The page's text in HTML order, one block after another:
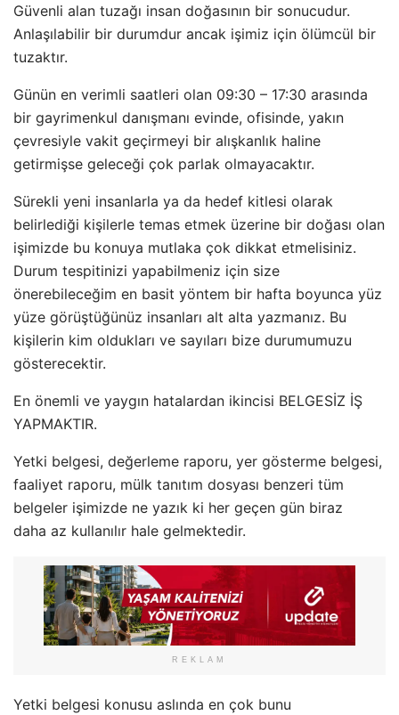
Güvenli alan tuzağı insan doğasının bir sonucudur.
Anlaşılabilir bir durumdur ancak işimiz için ölümcül bir
tuzaktır.
Günün en verimli saatleri olan 09:30 – 17:30 arasında
bir gayrimenkul danışmanı evinde, ofisinde, yakın
çevresiyle vakit geçirmeyi bir alışkanlık haline
getirmişse geleceği çok parlak olmayacaktır.
Sürekli yeni insanlarla ya da hedef kitlesi olarak
belirlediği kişilerle temas etmek üzerine bir doğası olan
işimizde bu konuya mutlaka çok dikkat etmelisiniz.
Durum tespitinizi yapabilmeniz için size
önerebileceğim en basit yöntem bir hafta boyunca yüz
yüze görüştüğünüz insanları alt alta yazmanız. Bu
kişilerin kim oldukları ve sayıları bize durumumuzu
gösterecektir.
En önemli ve yaygın hatalardan ikincisi BELGESİZ İŞ
YAPMAKTIR.
Yetki belgesi, değerleme raporu, yer gösterme belgesi,
faaliyet raporu, mülk tanıtım dosyası benzeri tüm
belgeler işimizde ne yazık ki her geçen gün biraz
daha az kullanılır hale gelmektedir.
REKLAM
Yetki belgesi konusu aslında en çok bunu